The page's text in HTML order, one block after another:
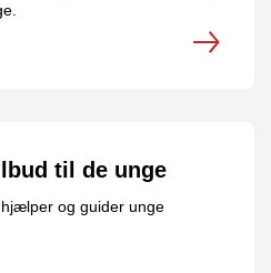
til de unge
og guider unge